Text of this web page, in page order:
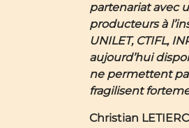
partenariat avec
producteurs à
UNILET, CTIFL,
aujourd’hui
ne permettent
fragilisent
Christian